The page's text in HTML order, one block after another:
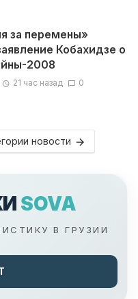
за перемены»
Кобахидзе о
2008
21 час назад 0
новости
SOVA
В ГРУЗИИ